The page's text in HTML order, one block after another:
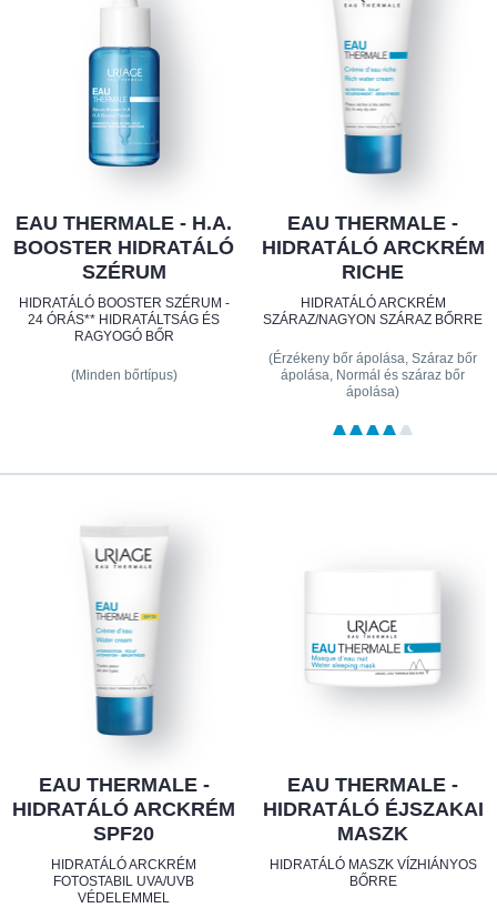
EAU THERMALE - H.A.
BOOSTER HIDRATÁLÓ
SZÉRUM
HIDRATÁLÓ BOOSTER SZÉRUM -
24 ÓRÁS** HIDRATÁLTSÁG ÉS
RAGYOGÓ BŐR
(Minden bőrtípus)
EAU THERMALE -
HIDRATÁLÓ ARCKRÉM
RICHE
HIDRATÁLÓ ARCKRÉM
SZÁRAZ/NAGYON SZÁRAZ BŐRRE
(Érzékeny bőr ápolása, Száraz bőr
ápolása, Normál és száraz bőr
ápolása)
EAU THERMALE -
HIDRATÁLÓ ARCKRÉM
SPF20
HIDRATÁLÓ ARCKRÉM
FOTOSTABIL UVA/UVB
VÉDELEMMEL
EAU THERMALE -
HIDRATÁLÓ ÉJSZAKAI
MASZK
HIDRATÁLÓ MASZK VÍZHIÁNYOS
BŐRRE